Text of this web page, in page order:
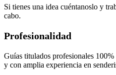
Si tienes una idea cuéntanoslo y
cabo.
Profesionalidad
Guías titulados profesionales 100%
y con amplia experiencia en